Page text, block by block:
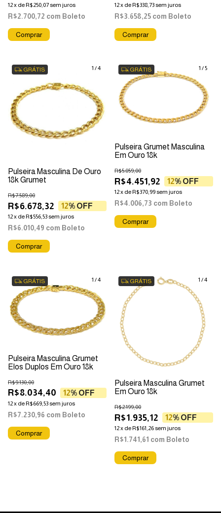
12x deR$250,07sem juros
R$2.700,72 com Boleto
12x deR$338,73sem juros
R$3.658,25 com Boleto
1 /4
GRÁTIS
Pulseira Masculina De Ouro
18k Grumet
R$6.678,32
R$7.589,00
12% OFF
12x deR$556,53sem juros
R$6.010,49 com Boleto
1 /5
GRÁTIS
Pulseira Grumet Masculina
Em Ouro 18k
R$4.451,92
R$5.059,00
12% OFF
12x deR$370,99sem juros
R$4.006,73 com Boleto
1 /4
GRÁTIS
Pulseira Masculina Grumet
Elos Duplos Em Ouro 18k
R$8.034,40
R$9.130,00
12% OFF
12x deR$669,53sem juros
R$7.230,96 com Boleto
1 /4
GRÁTIS
Pulseira Masculina Grumet
Em Ouro 18k
R$1.935,12
R$2.199,00
12% OFF
12x deR$161,26sem juros
R$1.741,61 com Boleto